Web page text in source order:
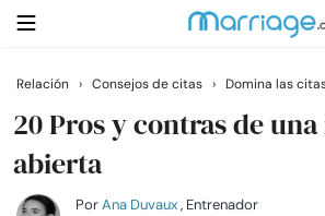
Buscar
Casarse
Relación › Consejos de citas › Domina las
20 Pros y contras de
abierta
PorAna Duvaux, Entrenador